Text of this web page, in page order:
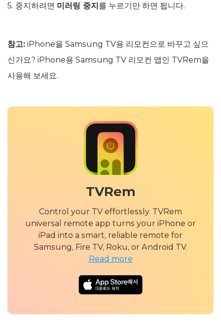
5. 중지하려면 미러링 중지를 누르기만 하면 됩니다.
참고: iPhone을 Samsung TV용 리모컨으로 바꾸고 싶으
신가요? iPhone용 Samsung TV 리모컨 앱인 TVRem을
사용해 보세요.
TVRem
Control your TV effortlessly. TVRem
universal remote app turns your iPhone or
iPad into a smart, reliable remote for
Samsung, Fire TV, Roku, or Android TV.
Read more